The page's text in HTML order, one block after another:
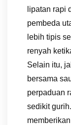
lipatan rapi
pembeda
lebih tipis
renyah
Selain itu,
bersama
perpaduan
sedikit